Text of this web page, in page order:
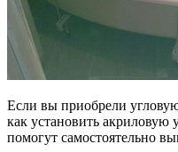
Если вы приобрели
как установить акриловую
помогут самостоятельно